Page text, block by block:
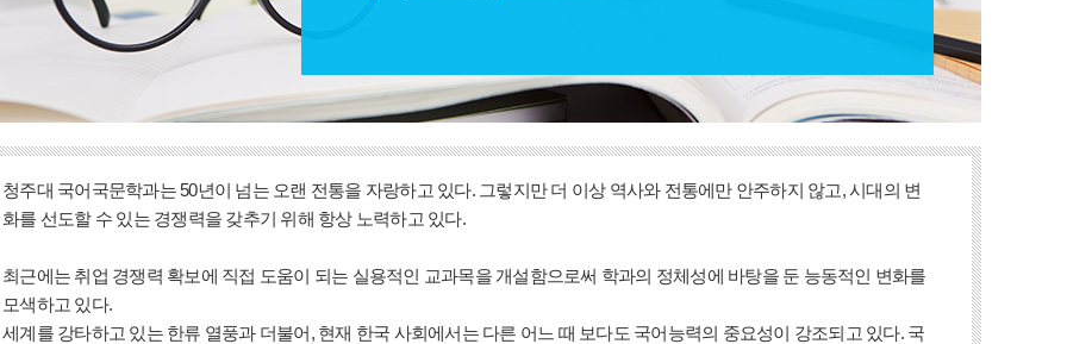
청주대 국어국문학과는 50년이 넘는 오랜 전통을 자랑하고 있다. 그렇지만 더 이상 역사와 전통에만 안주하지 않고, 시대의 변
화를 선도할 수 있는 경쟁력을 갖추기 위해 항상 노력하고 있다.
최근에는 취업 경쟁력 확보에 직접 도움이 되는 실용적인 교과목을 개설함으로써 학과의 정체성에 바탕을 둔 능동적인 변화를
모색하고 있다.
세계를 강타하고 있는 한류 열풍과 더불어, 현재 한국 사회에서는 다른 어느 때 보다도 국어능력의 중요성이 강조되고 있다. 국